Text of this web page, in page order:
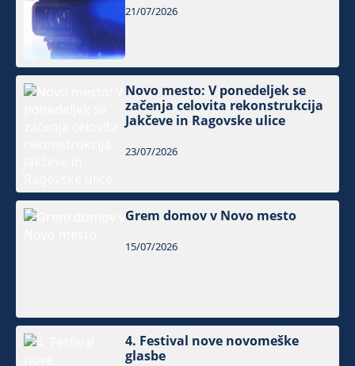
21/07/2026
Novo mesto: V ponedeljek se
začenja celovita rekonstrukcija
Jakčeve in Ragovske ulice
23/07/2026
Grem domov v Novo mesto
15/07/2026
4. Festival nove novomeške
glasbe